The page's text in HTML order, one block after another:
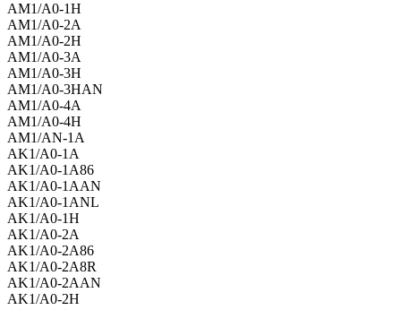
AM1/A0-1H
AM1/A0-2A
AM1/A0-2H
AM1/A0-3A
AM1/A0-3H
AM1/A0-3HAN
AM1/A0-4A
AM1/A0-4H
AM1/AN-1A
AK1/A0-1A
AK1/A0-1A86
AK1/A0-1AAN
AK1/A0-1ANL
AK1/A0-1H
AK1/A0-2A
AK1/A0-2A86
AK1/A0-2A8R
AK1/A0-2AAN
AK1/A0-2H